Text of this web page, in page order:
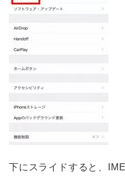
下にスライドすると、